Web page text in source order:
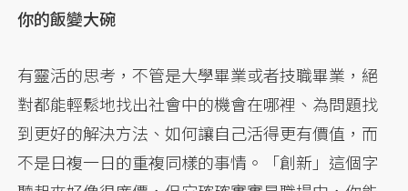
你的飯變大碗
有靈活的思考，不管是大學畢業或者技職畢業，絕
對都能輕鬆地找出社會中的機會在哪裡、為問題找
到更好的解決方法、如何讓自己活得更有價值，而
不是日複一日的重複同樣的事情。「創新」這個字